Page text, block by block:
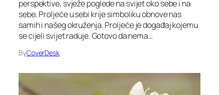
perspektive, svježe poglede na svijet oko sebe i na
sebe. Proljeće u sebi krije simboliku obnove nas
samih i našeg okruženja. Proljeće je događaj kojemu
se cijeli svijet raduje. Gotovo da nema…
ByCoverDesk